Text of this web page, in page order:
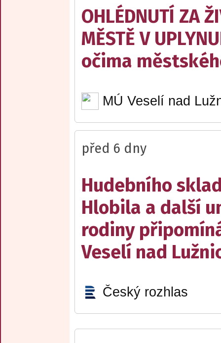
OHLÉDNUTÍ ZA
MĚSTĚ V
očima
MÚ Veselí nad
před 6 dny
Hudebního
Hlobila a další
rodiny
Veselí nad
Český rozhlas